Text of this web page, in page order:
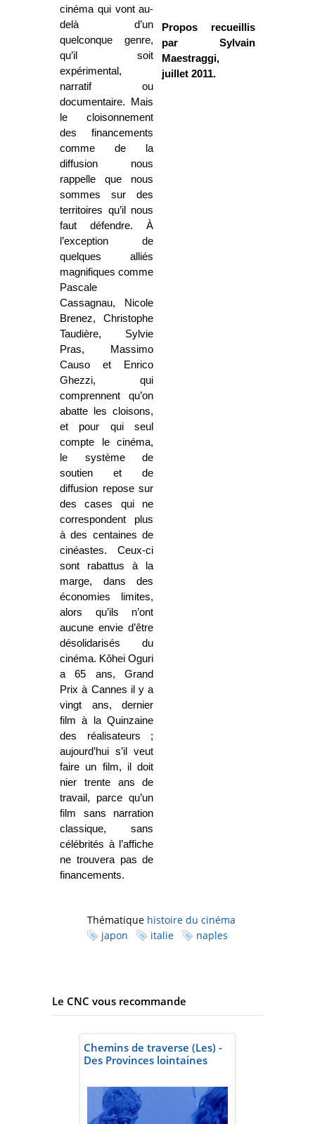
cinéma qui vont au-
delà d’un
quelconque genre,
qu’il soit
expérimental,
narratif ou
documentaire. Mais
le cloisonnement
des financements
comme de la
diffusion nous
rappelle que nous
sommes sur des
territoires qu’il nous
faut défendre. À
l’exception de
quelques alliés
magnifiques comme
Pascale
Cassagnau, Nicole
Brenez, Christophe
Taudière, Sylvie
Pras, Massimo
Causo et Enrico
Ghezzi, qui
comprennent qu’on
abatte les cloisons,
et pour qui seul
compte le cinéma,
le système de
soutien et de
diffusion repose sur
des cases qui ne
correspondent plus
à des centaines de
cinéastes. Ceux-ci
sont rabattus à la
marge, dans des
économies limites,
alors qu’ils n’ont
aucune envie d’être
désolidarisés du
cinéma. Kôhei Oguri
a 65 ans, Grand
Prix à Cannes il y a
vingt ans, dernier
film à la Quinzaine
des réalisateurs ;
aujourd’hui s’il veut
faire un film, il doit
nier trente ans de
travail, parce qu’un
film sans narration
classique, sans
célébrités à l’affiche
ne trouvera pas de
financements.
Propos recueillis
par Sylvain
Maestraggi,
juillet 2011.
Thématique histoire du cinéma
japon
italie naples
Le CNC vous recommande
Chemins de traverse (Les) -
Des Provinces lointaines